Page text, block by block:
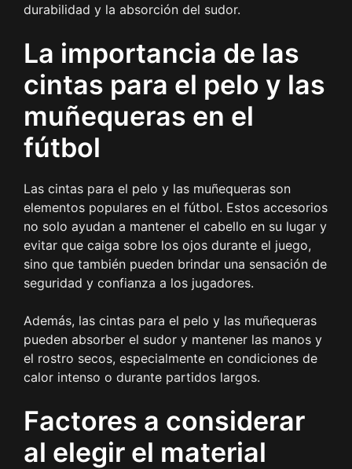
durabilidad y la absorción del sudor.
La importancia de las
cintas para el pelo y las
muñequeras en el
fútbol
Las cintas para el pelo y las muñequeras son
elementos populares en el fútbol. Estos accesorios
no solo ayudan a mantener el cabello en su lugar y
evitar que caiga sobre los ojos durante el juego,
sino que también pueden brindar una sensación de
seguridad y confianza a los jugadores.
Además, las cintas para el pelo y las muñequeras
pueden absorber el sudor y mantener las manos y
el rostro secos, especialmente en condiciones de
calor intenso o durante partidos largos.
Factores a considerar
al elegir el material